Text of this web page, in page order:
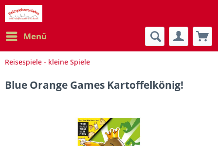
Menü
Reisespiele - kleine Spiele
Blue Orange Games Kartoffelkönig!